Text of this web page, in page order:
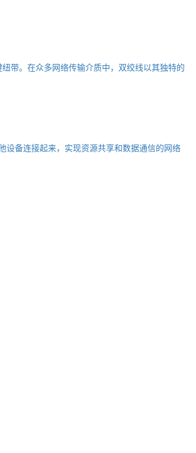
带。在众多网络传输介质中，双绞线以其独特的
设备连接起来，实现资源共享和数据通信的网络